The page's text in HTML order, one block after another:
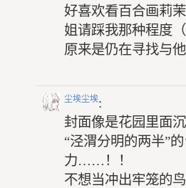
好喜欢看百合画莉
姐请踩我那种程度
原来是仍在寻找与
尘埃尘埃:
封面像是花园里面
“泾渭分明的两半”
力……！！
不想当冲出牢笼的